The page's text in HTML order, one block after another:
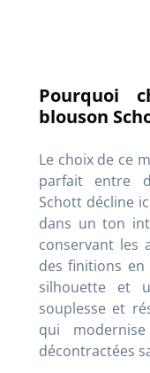
Pourquoi
blouson
Le choix de ce
parfait entre
Schott décline
dans un ton
conservant les
des finitions
silhouette et
souplesse et
qui
décontractées